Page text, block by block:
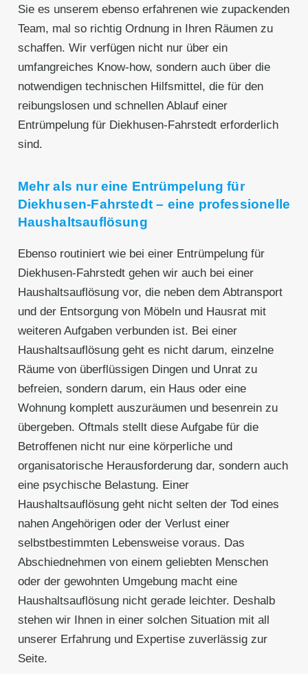
Sie es unserem ebenso erfahrenen wie zupackenden
Team, mal so richtig Ordnung in Ihren Räumen zu
schaffen. Wir verfügen nicht nur über ein
umfangreiches Know-how, sondern auch über die
notwendigen technischen Hilfsmittel, die für den
reibungslosen und schnellen Ablauf einer
Entrümpelung für Diekhusen-Fahrstedt erforderlich
sind.
Mehr als nur eine Entrümpelung für
Diekhusen-Fahrstedt – eine professionelle
Haushaltsauflösung
Ebenso routiniert wie bei einer Entrümpelung für
Diekhusen-Fahrstedt gehen wir auch bei einer
Haushaltsauflösung vor, die neben dem Abtransport
und der Entsorgung von Möbeln und Hausrat mit
weiteren Aufgaben verbunden ist. Bei einer
Haushaltsauflösung geht es nicht darum, einzelne
Räume von überflüssigen Dingen und Unrat zu
befreien, sondern darum, ein Haus oder eine
Wohnung komplett auszuräumen und besenrein zu
übergeben. Oftmals stellt diese Aufgabe für die
Betroffenen nicht nur eine körperliche und
organisatorische Herausforderung dar, sondern auch
eine psychische Belastung. Einer
Haushaltsauflösung geht nicht selten der Tod eines
nahen Angehörigen oder der Verlust einer
selbstbestimmten Lebensweise voraus. Das
Abschiednehmen von einem geliebten Menschen
oder der gewohnten Umgebung macht eine
Haushaltsauflösung nicht gerade leichter. Deshalb
stehen wir Ihnen in einer solchen Situation mit all
unserer Erfahrung und Expertise zuverlässig zur
Seite.